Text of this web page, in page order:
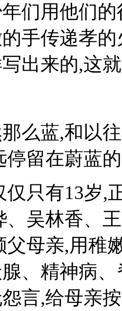
用他们的
手传递孝
出来的,这
蓝,和以往
停留在蔚蓝
有13岁,正
、吴林香、
父母亲,用稚
、精神病
言,给母亲